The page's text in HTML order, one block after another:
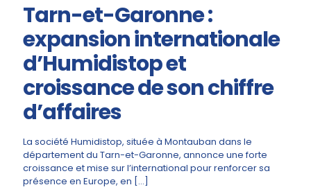
Tarn-et-Garonne :
expansion internationale
d’Humidistop et
croissance de son chiffre
d’affaires
La société Humidistop, située à Montauban dans le
département du Tarn-et-Garonne, annonce une forte
croissance et mise sur l’international pour renforcer sa
présence en Europe, en […]